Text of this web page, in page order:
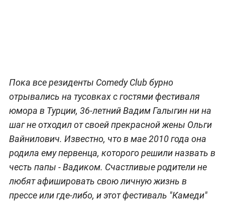
Пока все резиденты Comedy Club бурно
отрывались на тусовках с гостями фестиваля
юмора в Турции, 36-летний Вадим Галыгин ни на
шаг не отходил от своей прекрасной жены Ольги
Вайнилович. Известно, что в мае 2010 года она
родила ему первенца, которого решили назвать в
честь папы - Вадиком. Счастливые родители не
любят афишировать свою личную жизнь в
прессе или где-либо, и этот фестиваль "Камеди"